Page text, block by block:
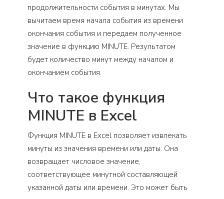
продолжительности события в минутах. Мы
вычитаем время начала события из времени
окончания события и передаем полученное
значение в функцию MINUTE. Результатом
будет количество минут между началом и
окончанием события.
Что такое функция
MINUTE в Excel
Функция MINUTE в Excel позволяет извлекать
минуты из значения времени или даты. Она
возвращает числовое значение,
соответствующее минутной составляющей
указанной даты или времени. Это может быть